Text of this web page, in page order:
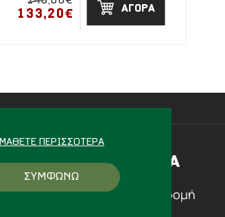
ΜΆΘΕΤΕ ΠΕΡΙΣΣΌΤΕΡΑ
ΣΥΜΦΩΝΩ
133,20€ ΑΓΟΡΑ
Η ΕΤΑΙΡΕΙΑ
Ιστορική αναδρομή